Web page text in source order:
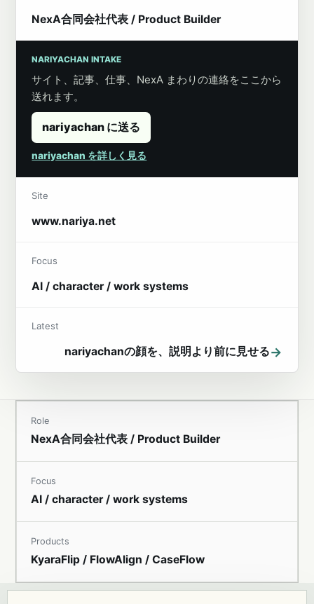
NexA合同会社代表 / Product Builder
NARIYACHAN INTAKE
サイト、記事、仕事、NexA まわりの連絡をここから
送れます。
nariyachan に送る
nariyachan を詳しく見る
Site
www.nariya.net
Focus
AI / character / work systems
Latest
nariyachanの顔を、説明より前に見せる→
Role
NexA合同会社代表 / Product Builder
Focus
AI / character / work systems
Products
KyaraFlip / FlowAlign / CaseFlow